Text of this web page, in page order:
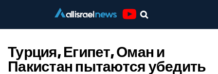
Турция, Египет, Оман и
Пакистан пытаются убедить